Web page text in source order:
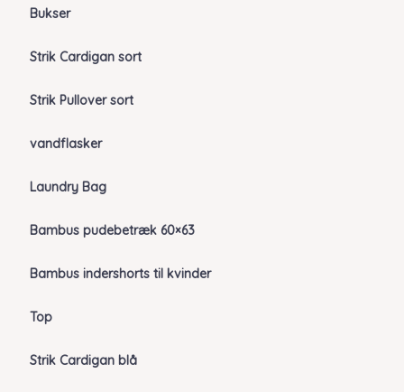
Bukser
Strik Cardigan sort
Strik Pullover sort
vandflasker
Laundry Bag
Bambus pudebetræk 60×63
Bambus indershorts til kvinder
Top
Strik Cardigan blå